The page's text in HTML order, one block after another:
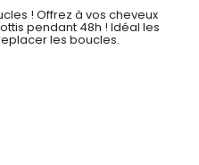
! Offrez à vos cheveux
pendant 48h ! Idéal les
les boucles.